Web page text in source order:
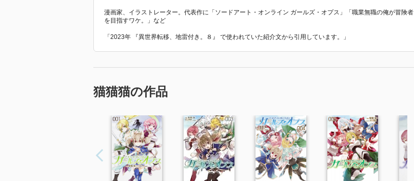
漫画家、イラストレーター。代表作に「ソードアート・オンライン ガールズ・オプス」「職業無職の俺が冒険者
を目指すワケ。」など
「2023年 『異世界転移、地雷付き。８』 で使われていた紹介文から引用しています。」
猫猫猫の作品